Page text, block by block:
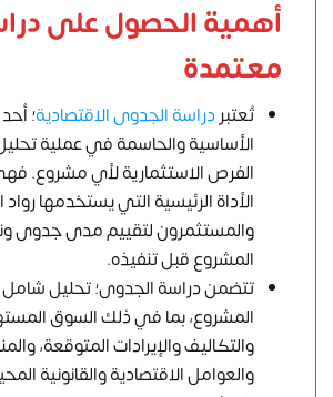
أهمية الحصول على
معتمدة
تُعتبردراسة الجدوى الاقتصادية؛
الأساسية والحاسمة في عملية
الفرص الاستثمارية لأي مشروع.
الأداة الرئيسية التي يستخدمها رواد
والمستثمرون لتقييم مدى جدوى
المشروع قبل تنفيذه.
تتضمن دراسة الجدوى؛ تحليل شامل
المشروع، بما في ذلك السوق
والتكاليف والإيرادات المتوقعة،
والعوامل الاقتصادية والقانونية